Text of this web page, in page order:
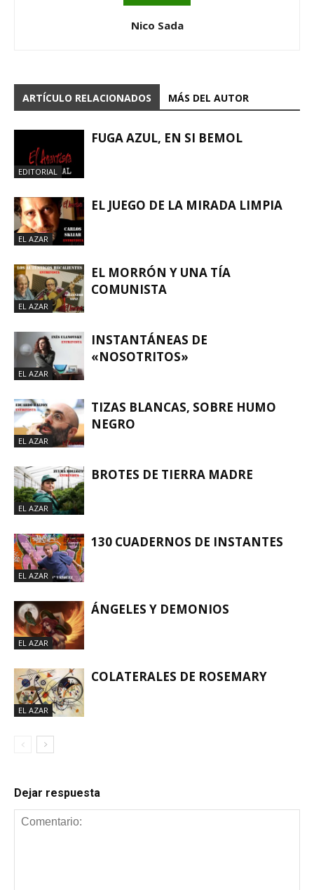
Nico Sada
ARTÍCULO RELACIONADOS MÁS DEL AUTOR
EDITORIAL
FUGA AZUL, EN SI BEMOL
EL AZAR
EL JUEGO DE LA MIRADA LIMPIA
EL AZAR
EL MORRÓN Y UNA TÍA
COMUNISTA
EL AZAR
INSTANTÁNEAS DE
«NOSOTRITOS»
EL AZAR
TIZAS BLANCAS, SOBRE HUMO
NEGRO
EL AZAR
BROTES DE TIERRA MADRE
EL AZAR
130 CUADERNOS DE INSTANTES
EL AZAR
ÁNGELES Y DEMONIOS
EL AZAR
COLATERALES DE ROSEMARY
Dejar respuesta